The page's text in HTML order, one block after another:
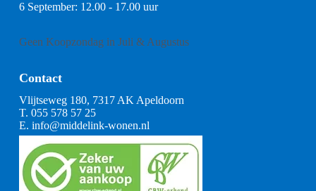
6 September: 12.00 - 17.00 uur
Geen Koopzondag in Juli & Augustus
Contact
Vlijtseweg 180, 7317 AK Apeldoorn
T. 055 578 57 25
E. info@middelink-wonen.nl